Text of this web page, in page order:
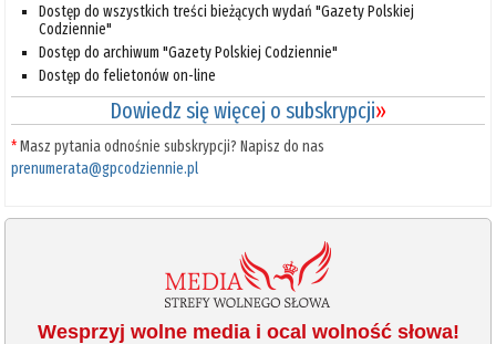
Dostęp do wszystkich treści bieżących wydań "Gazety Polskiej
Codziennie"
Dostęp do archiwum "Gazety Polskiej Codziennie"
Dostęp do felietonów on-line
Dowiedz się więcej o subskrypcji»
*Masz pytania odnośnie subskrypcji? Napisz do nas
prenumerata@gpcodziennie.pl
Wesprzyj wolne media i ocal wolność słowa!